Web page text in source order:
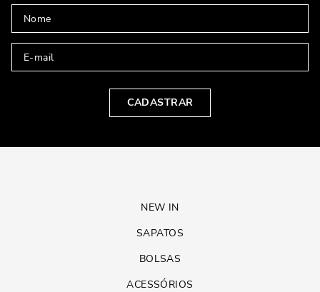
CADASTRAR
NEW IN
SAPATOS
BOLSAS
ACESSÓRIOS